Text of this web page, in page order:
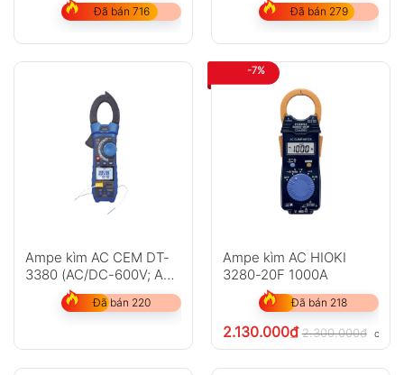
Đã bán 716 Đã bán 279
Ampe kìm AC CEM DT-
3380 (AC/DC-600V; AC-
1000A True RMS)
Đã bán 220
-7%
Ampe kìm AC HIOKI
3280-20F 1000A
Đã bán 218
2.130.000₫ 2.300.000₫ chưa